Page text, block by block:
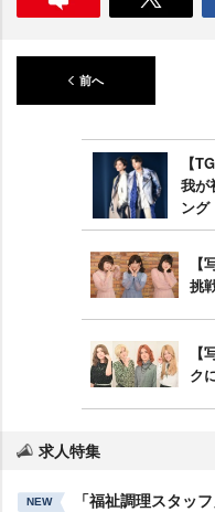
前へ
【
我が
ング
挑
ク
求人特集
NEW
「福祉調理スタッ